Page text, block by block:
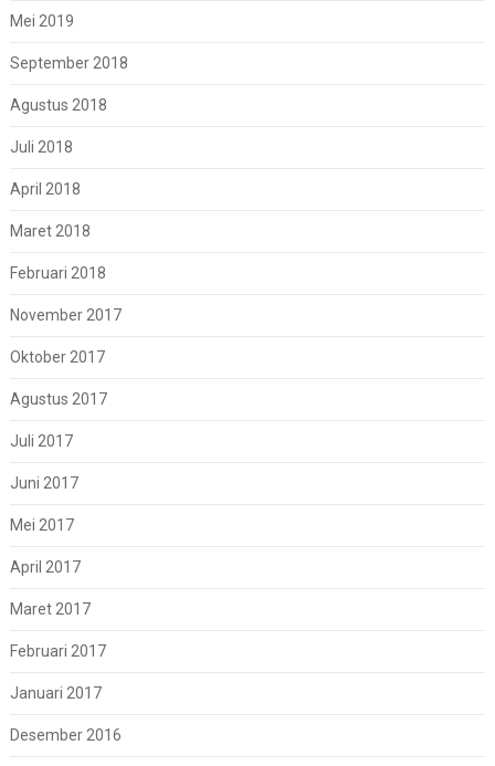
Mei 2019
September 2018
Agustus 2018
Juli 2018
April 2018
Maret 2018
Februari 2018
November 2017
Oktober 2017
Agustus 2017
Juli 2017
Juni 2017
Mei 2017
April 2017
Maret 2017
Februari 2017
Januari 2017
Desember 2016